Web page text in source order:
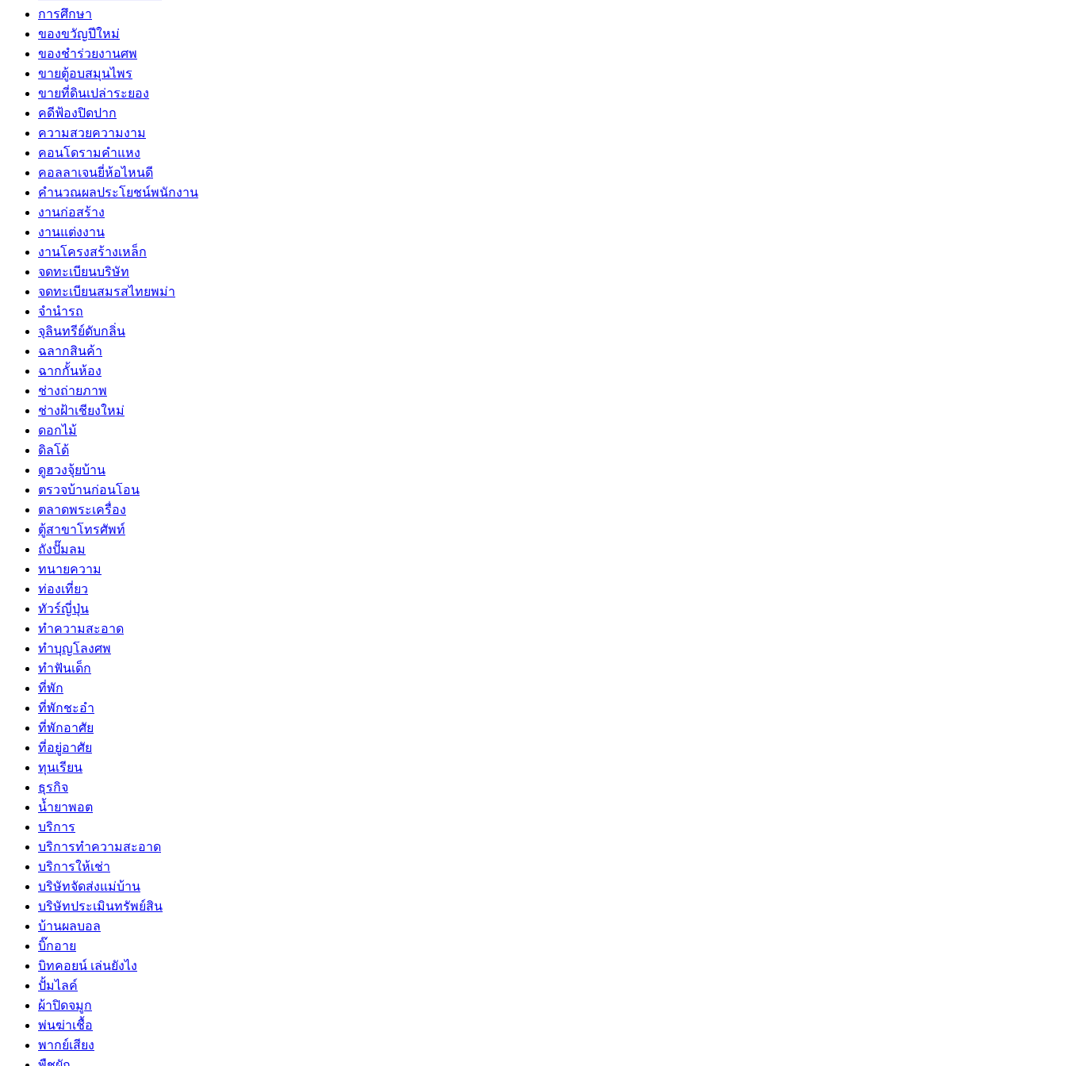
การศึกษา
ของขวัญปีใหม่
ของชำร่วยงานศพ
ขายตู้อบสมุนไพร
ขายที่ดินเปล่าระยอง
คดีฟ้องปิดปาก
ความสวยความงาม
คอนโดรามคำแหง
คอลลาเจนยี่ห้อไหนดี
คำนวณผลประโยชน์พนักงาน
งานก่อสร้าง
งานแต่งงาน
งานโครงสร้างเหล็ก
จดทะเบียนบริษัท
จดทะเบียนสมรสไทยพม่า
จำนำรถ
จุลินทรีย์ดับกลิ่น
ฉลากสินค้า
ฉากกั้นห้อง
ช่างถ่ายภาพ
ช่างฝ้าเชียงใหม่
ดอกไม้
ดิลโด้
ดูฮวงจุ้ยบ้าน
ตรวจบ้านก่อนโอน
ตลาดพระเครื่อง
ตู้สาขาโทรศัพท์
ถังปั๊มลม
ทนายความ
ท่องเที่ยว
ทัวร์ญี่ปุ่น
ทำความสะอาด
ทำบุญโลงศพ
ทำฟันเด็ก
ที่พัก
ที่พักชะอำ
ที่พักอาศัย
ที่อยู่อาศัย
ทุนเรียน
ธุรกิจ
น้ำยาพอต
บริการ
บริการทำความสะอาด
บริการให้เช่า
บริษัทจัดส่งแม่บ้าน
บริษัทประเมินทรัพย์สิน
บ้านผลบอล
บิ๊กอาย
บิทคอยน์ เล่นยังไง
ปั้มไลค์
ผ้าปิดจมูก
พ่นฆ่าเชื้อ
พากย์เสียง